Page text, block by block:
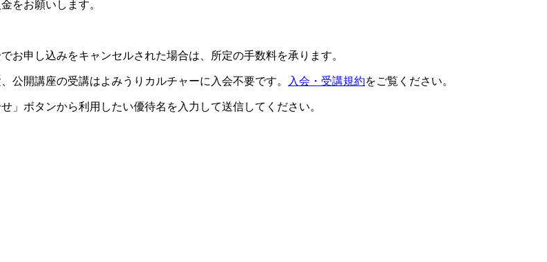
をお願いします。
申し込みをキャンセルされた場合は、所定の手数料を承ります。
開講座の受講はよみうりカルチャーに入会不要です。 入会・受講規約をご覧ください。
ボタンから利用したい優待名を入力して送信してください。